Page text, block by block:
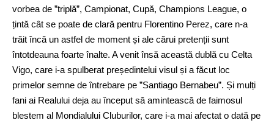
vorbea de ”triplă”, Campionat, Cupă, Champions League, o
țintă cât se poate de clară pentru Florentino Perez, care n-a
trăit încă un astfel de moment și ale cărui pretenții sunt
întotdeauna foarte înalte. A venit însă această dublă cu Celta
Vigo, care i-a spulberat președintelui visul și a făcut loc
primelor semne de întrebare pe ”Santiago Bernabeu”. Și mulți
fani ai Realului deja au început să amintească de faimosul
blestem al Mondialului Cluburilor, care i-a mai afectat o dată pe